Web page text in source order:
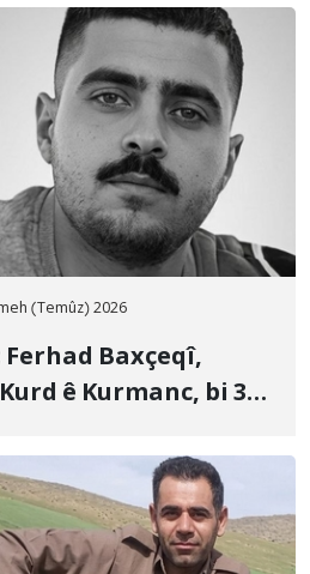
(Temûz) 2026
Baxçeqî,
ê Kurmanc, bi 3